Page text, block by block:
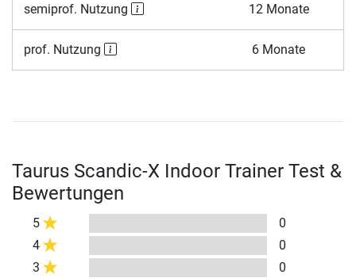
semiprof. Nutzung 12 Monate
prof. Nutzung 6 Monate
Taurus Scandic-X Indoor Trainer Test &
Bewertungen
5
0
4
0
3
0